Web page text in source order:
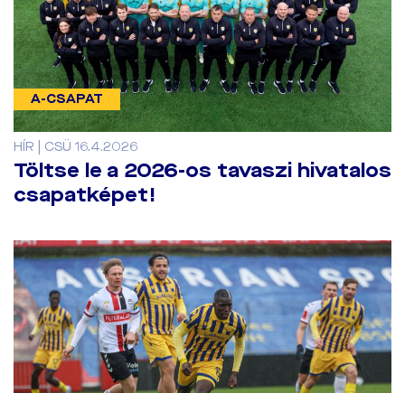
A-CSAPAT
HÍR | CSÜ 16.4.2026
Töltse le a 2026-os tavaszi hivatalos
csapatképet!